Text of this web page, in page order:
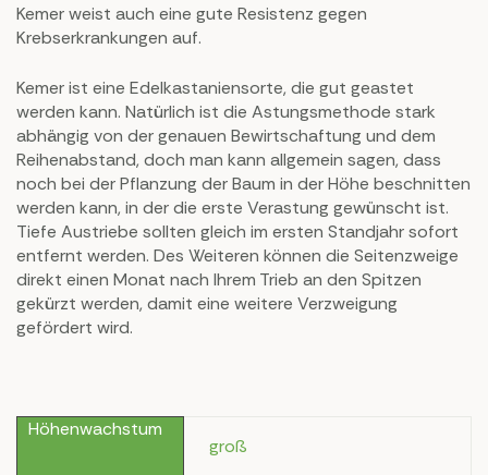
Kemer weist auch eine gute Resistenz gegen
Krebserkrankungen auf.
Kemer ist eine Edelkastaniensorte, die gut geastet
werden kann. Natürlich ist die Astungsmethode stark
abhängig von der genauen Bewirtschaftung und dem
Reihenabstand, doch man kann allgemein sagen, dass
noch bei der Pflanzung der Baum in der Höhe beschnitten
werden kann, in der die erste Verastung gewünscht ist.
Tiefe Austriebe sollten gleich im ersten Standjahr sofort
entfernt werden. Des Weiteren können die Seitenzweige
direkt einen Monat nach Ihrem Trieb an den Spitzen
gekürzt werden, damit eine weitere Verzweigung
gefördert wird.
Höhenwachstum
groß